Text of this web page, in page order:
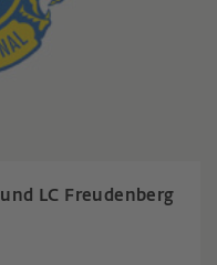
LC Freudenberg